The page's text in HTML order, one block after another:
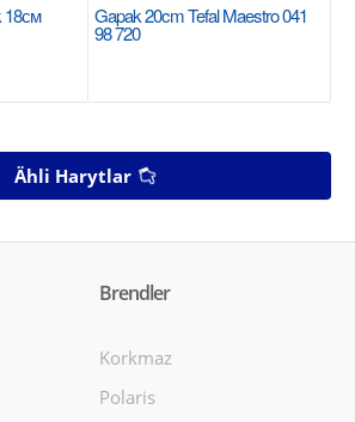
18см Gapak 20cm Tefal Maestro 041
98 720
Ähli Harytlar
Brendler
Korkmaz
Polaris